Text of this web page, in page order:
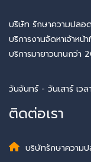
บริษัท รักษาความปลอ
บริการงานจัดหาเจ้าห
บริการมายาวนานกว่า
วันจันทร์ - วันเสาร์ เว
ติดต่อเรา
บริษัทรักษาความ